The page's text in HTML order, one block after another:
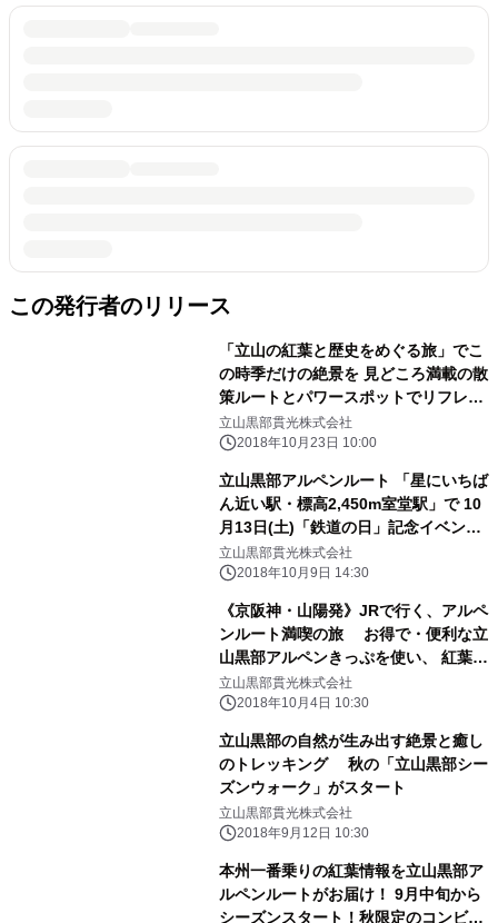
この発行者のリリース
「立山の紅葉と歴史をめぐる旅」でこ
の時季だけの絶景を 見どころ満載の散
策ルートとパワースポットでリフレッ
シュ！
立山黒部貫光株式会社
2018年10月23日 10:00
立山黒部アルペンルート 「星にいちば
ん近い駅・標高2,450m室堂駅」で 10
月13日(土)「鉄道の日」記念イベント
を開催！
立山黒部貫光株式会社
2018年10月9日 14:30
《京阪神・山陽発》JRで行く、アルペ
ンルート満喫の旅 お得で・便利な立
山黒部アルペンきっぷを使い、 紅葉と
新雪の絶景＆雲上のグルメを楽しみ尽
くす！
立山黒部貫光株式会社
2018年10月4日 10:30
立山黒部の自然が生み出す絶景と癒し
のトレッキング 秋の「立山黒部シー
ズンウォーク」がスタート
立山黒部貫光株式会社
2018年9月12日 10:30
本州一番乗りの紅葉情報を立山黒部ア
ルペンルートがお届け！ 9月中旬から
シーズンスタート！秋限定のコンビニ